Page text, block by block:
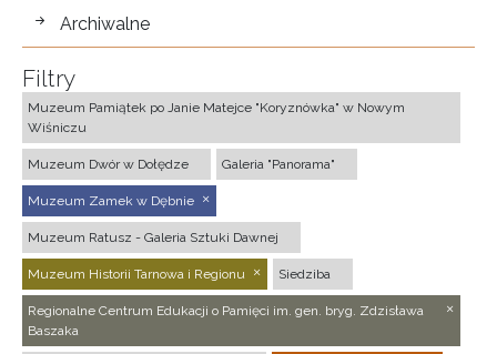
Archiwalne
Filtry
Muzeum Pamiątek po Janie Matejce "Koryznówka" w Nowym
Wiśniczu
Muzeum Dwór w Dołędze Galeria "Panorama"
Muzeum Zamek w Dębnie
Muzeum Ratusz - Galeria Sztuki Dawnej
Muzeum Historii Tarnowa i Regionu Siedziba
Regionalne Centrum Edukacji o Pamięci im. gen. bryg. Zdzisława
Baszaka